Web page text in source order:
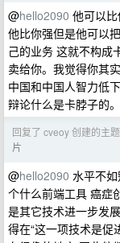
@hello2090 他可以比
他比你强但是他可以
己的业务 这就不构成
卖给你。我觉得你其
中国和中国人智力低
辩论什么是卡脖子的。
回复了 cveoy 创建的主题
片
@hello2090 水平不
个什么前端工具 癌症
是其它技术进一步发
得在“这一项技术是促